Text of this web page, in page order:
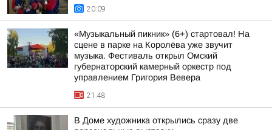
20:09
«Музыкальный пикник» (6+) стартовал! На
сцене в парке на Королёва уже звучит
музыка. Фестиваль открыл Омский
губернаторский камерный оркестр под
управлением Григория Вевера
21:48
В Доме художника открылись сразу две